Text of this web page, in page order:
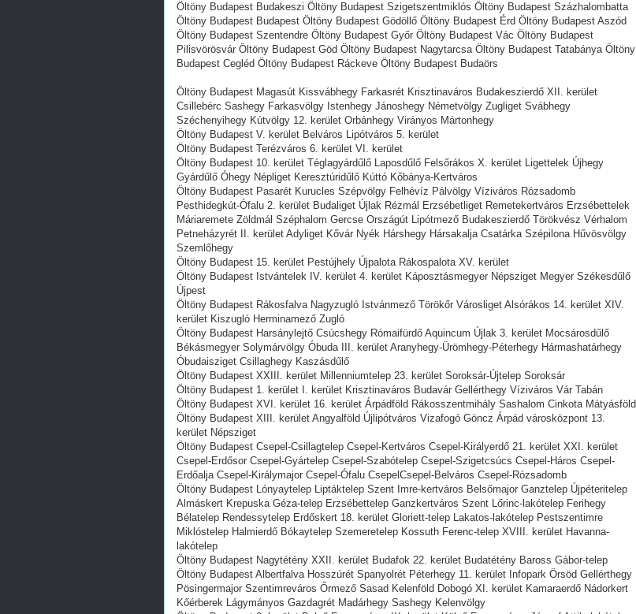
Öltöny Budapest Budakeszi Öltöny Budapest Szigetszentmiklós Öltöny Budapest Százhalombatta
Öltöny Budapest Budapest Öltöny Budapest Gödöllő Öltöny Budapest Érd Öltöny Budapest Aszód
Öltöny Budapest Szentendre Öltöny Budapest Győr Öltöny Budapest Vác Öltöny Budapest
Pilisvörösvár Öltöny Budapest Göd Öltöny Budapest Nagytarcsa Öltöny Budapest Tatabánya Öltöny
Budapest Cegléd Öltöny Budapest Ráckeve Öltöny Budapest Budaörs
Öltöny Budapest Magasút Kissvábhegy Farkasrét Krisztinaváros Budakeszierdő XII. kerület
Csillebérc Sashegy Farkasvölgy Istenhegy Jánoshegy Németvölgy Zugliget Svábhegy
Széchenyihegy Kútvölgy 12. kerület Orbánhegy Virányos Mártonhegy
Öltöny Budapest V. kerület Belváros Lipótváros 5. kerület
Öltöny Budapest Terézváros 6. kerület VI. kerület
Öltöny Budapest 10. kerület Téglagyárdűlő Laposdűlő Felsőrákos X. kerület Ligettelek Újhegy
Gyárdűlő Óhegy Népliget Keresztúridűlő Kúttó Kőbánya-Kertváros
Öltöny Budapest Pasarét Kurucles Szépvölgy Felhévíz Pálvölgy Víziváros Rózsadomb
Pesthidegkút-Ófalu 2. kerület Budaliget Újlak Rézmál Erzsébetliget Remetekertváros Erzsébettelek
Máriaremete Zöldmál Széphalom Gercse Országút Lipótmező Budakeszierdő Törökvész Vérhalom
Petneházyrét II. kerület Adyliget Kővár Nyék Hárshegy Hársakalja Csatárka Szépilona Hűvösvölgy
Szemlőhegy
Öltöny Budapest 15. kerület Pestújhely Újpalota Rákospalota XV. kerület
Öltöny Budapest Istvántelek IV. kerület 4. kerület Káposztásmegyer Népsziget Megyer Székesdűlő
Újpest
Öltöny Budapest Rákosfalva Nagyzugló Istvánmező Törökőr Városliget Alsórákos 14. kerület XIV.
kerület Kiszugló Herminamező Zugló
Öltöny Budapest Harsánylejtő Csúcshegy Rómaifürdő Aquincum Újlak 3. kerület Mocsárosdűlő
Békásmegyer Solymárvölgy Óbuda III. kerület Aranyhegy-Ürömhegy-Péterhegy Hármashatárhegy
Óbudaisziget Csillaghegy Kaszásdűlő
Öltöny Budapest XXIII. kerület Millenniumtelep 23. kerület Soroksár-Újtelep Soroksár
Öltöny Budapest 1. kerület I. kerület Krisztinaváros Budavár Gellérthegy Víziváros Vár Tabán
Öltöny Budapest XVI. kerület 16. kerület Árpádföld Rákosszentmihály Sashalom Cinkota Mátyásföld
Öltöny Budapest XIII. kerület Angyalföld Újlipótváros Vizafogó Göncz Árpád városközpont 13.
kerület Népsziget
Öltöny Budapest Csepel-Csillagtelep Csepel-Kertváros Csepel-Királyerdő 21. kerület XXI. kerület
Csepel-Erdősor Csepel-Gyártelep Csepel-Szabótelep Csepel-Szigetcsúcs Csepel-Háros Csepel-
Erdőalja Csepel-Királymajor Csepel-Ófalu CsepelCsepel-Belváros Csepel-Rózsadomb
Öltöny Budapest Lónyaytelep Liptáktelep Szent Imre-kertváros Belsőmajor Ganztelep Újpéteritelep
Almáskert Krepuska Géza-telep Erzsébettelep Ganzkertváros Szent Lőrinc-lakótelep Ferihegy
Bélatelep Rendessytelep Erdőskert 18. kerület Gloriett-telep Lakatos-lakótelep Pestszentimre
Miklóstelep Halmierdő Bókaytelep Szemeretelep Kossuth Ferenc-telep XVIII. kerület Havanna-
lakótelep
Öltöny Budapest Nagytétény XXII. kerület Budafok 22. kerület Budatétény Baross Gábor-telep
Öltöny Budapest Albertfalva Hosszúrét Spanyolrét Péterhegy 11. kerület Infopark Örsöd Gellérthegy
Pösingermajor Szentimreváros Őrmező Sasad Kelenföld Dobogó XI. kerület Kamaraerdő Nádorkert
Kőérberek Lágymányos Gazdagrét Madárhegy Sashegy Kelenvölgy